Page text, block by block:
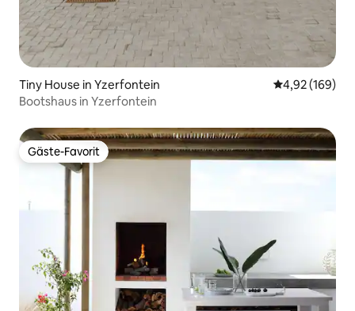
Tiny House in Yzerfontein
4,92 (169)
Bootshaus in Yzerfontein
Gäste-Favorit
Gäste-Favorit